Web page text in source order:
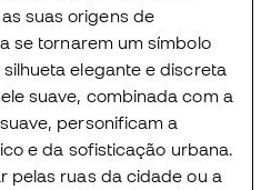
suas origens de
se tornarem um símbolo
elegante e discreta
suave, combinada com a
personificam a
e da sofisticação urbana.
pelas ruas da cidade ou a